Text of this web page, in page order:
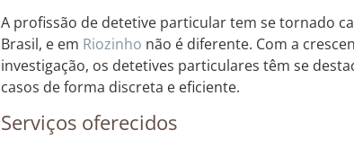
A profissão de detetive particular tem se tornado
Brasil, e em Riozinho não é diferente. Com a
investigação, os detetives particulares têm se
casos de forma discreta e eficiente.
Serviços oferecidos